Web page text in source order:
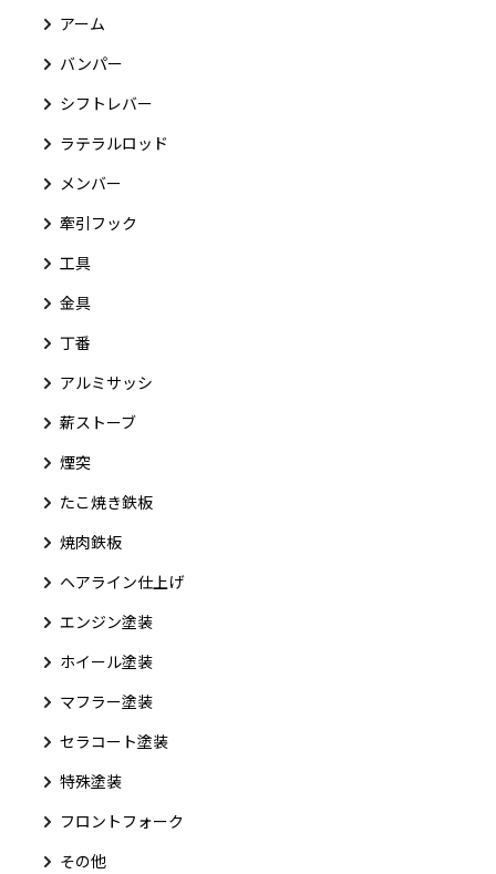
アーム
バンパー
シフトレバー
ラテラルロッド
メンバー
牽引フック
工具
金具
丁番
アルミサッシ
薪ストーブ
煙突
たこ焼き鉄板
焼肉鉄板
ヘアライン仕上げ
エンジン塗装
ホイール塗装
マフラー塗装
セラコート塗装
特殊塗装
フロントフォーク
その他